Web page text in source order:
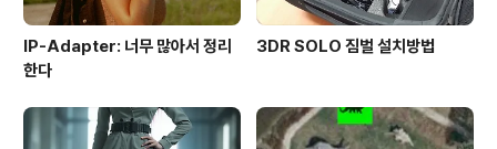
IP-Adapter: 너무 많아서 정리
한다
3DR SOLO 짐벌 설치방법